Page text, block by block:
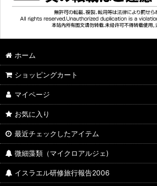
ホーム
ショッピングカート
マイページ
お気に入り
最近チェックしたアイテム
微細藻類（マイクロアルジェ)
イスラエル研修旅行報告2006